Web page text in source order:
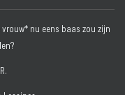
nu eens baas zou zijn